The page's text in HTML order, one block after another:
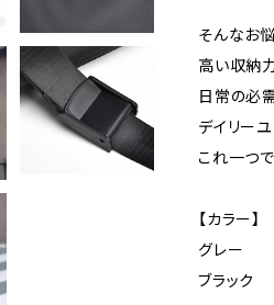
そんなお
高い収納
日常の必
デイリー
これ一つ
【カラー】
グレー
ブラック